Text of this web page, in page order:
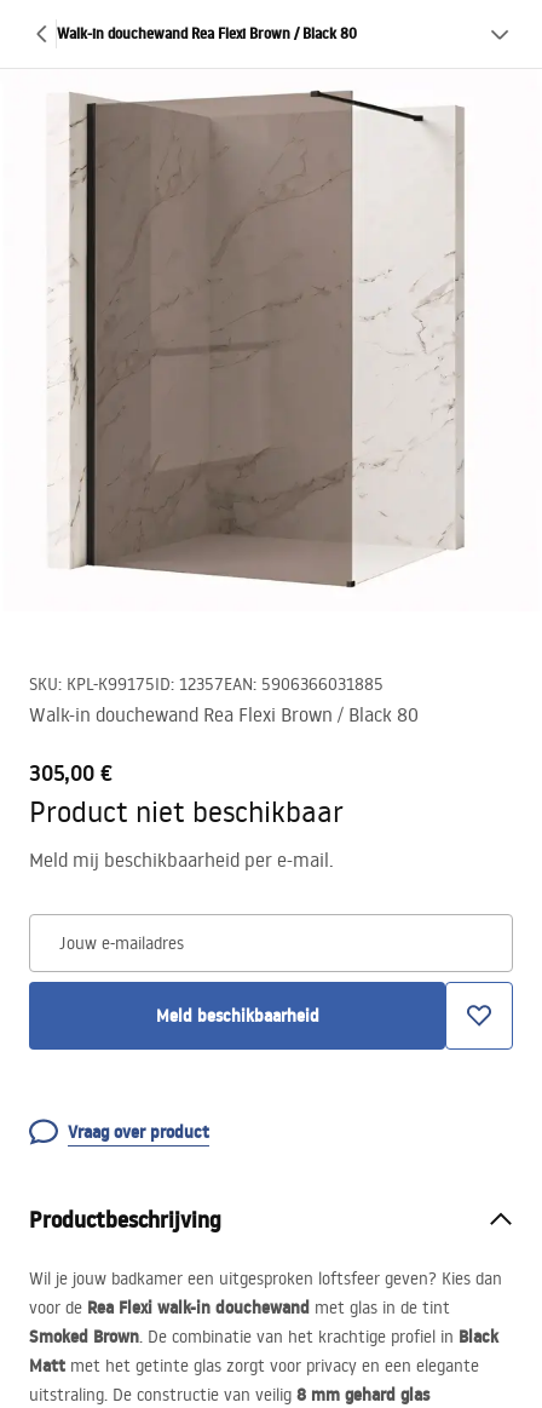
Walk-in douchewand Rea Flexi Brown / Black 80
SKU: KPL-K99175ID: 12357EAN: 5906366031885
Walk-in douchewand Rea Flexi Brown / Black 80
305,00 €
Product niet beschikbaar
Meld mij beschikbaarheid per e-mail.
Jouw e-mailadres
Meld beschikbaarheid
Vraag over product
Productbeschrijving
Wil je jouw badkamer een uitgesproken loftsfeer geven? Kies dan
voor de Rea Flexi walk-in douchewand met glas in de tint
Smoked Brown. De combinatie van het krachtige profiel in Black
Matt met het getinte glas zorgt voor privacy en een elegante
uitstraling. De constructie van veilig 8 mm gehard glas